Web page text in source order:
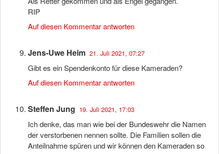
RIP
Auf diesen Kommentar antworten
Jens-Uwe Heim 21. Juli 2021, 07:27
Gibt es ein Spendenkonto für diese Kameraden?
Auf diesen Kommentar antworten
Steffen Jung 19. Juli 2021, 17:03
Ich denke, das man wie bei der Bundeswehr die Namen
der verstorbenen nennen sollte. Die Familien sollen die
Anteilnahme spüren und wir können den Kameraden so